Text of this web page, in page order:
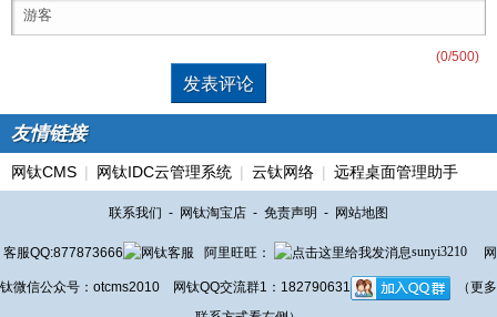
(0/500)
友情链接
网钛CMS | 网钛IDC云管理系统 | 云钛网络 | 远程桌面管理助手
联系我们 - 网钛淘宝店 - 免责声明 - 网站地图
客服QQ:877873666 阿里旺旺： sunyi3210 网
钛微信公众号：otcms2010 网钛QQ交流群1：182790631
（更多